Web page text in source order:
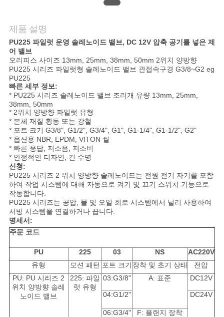
세
요
인
용
문
을
요
구
하
세
요
VR
SHOW
제품 설명
PU225 파일럿 운영 솔레노이드 밸브, DC 12V 압축 공기를 넣은 제
어 밸브
오리피스 사이즈 13mm, 25mm, 38mm, 50mm 2위치 양방향
PU225 시리즈 파일럿형 솔레노이드 밸브 관접속구경 G3/8~G2 eg
PU225
빠른 세부 정보:
* PU225 시리즈 솔레노이드 밸브 조리개 유량 13mm, 25mm,
38mm, 50mm
* 2위치 양방향 파일럿 유형
* 본체 재질 황동 또는 강철
* 포트 크기 G3/8", G1/2", G3/4", G1", G1-1/4", G1-1/2", G2"
* 옵션용 NBR, EPDM, VITON 씰
* 빠른 응답, 저소음, 저소비
* 안정적인 디자인, 긴 수명
신청:
PU225 시리즈 2 위치 양방향 솔레노이드는 전원 전기 자기를 포함
하여 작업 시스템에 대해 자동으로 켜기 및 끄기 스위치 기능으로
작동합니다.
PU225 시리즈는 공압, 물 및 오일 회로 시스템에서 널리 사용하여
서빙 시스템을 연결하거나 끕니다.
명세서:
주문 코드
PU 225 03 NS
AC220V
유형
모션 패턴 포트 크기 장착 및 초기 상태
전압
PU: PU 시리즈 2
위치 양방향 솔레
노이드 밸브
225: 파일
럿 유형
03:G3/8" A: 표준 DC12V
04:G1/2" DC24V
06:G3/4" F: 플랜지 장착